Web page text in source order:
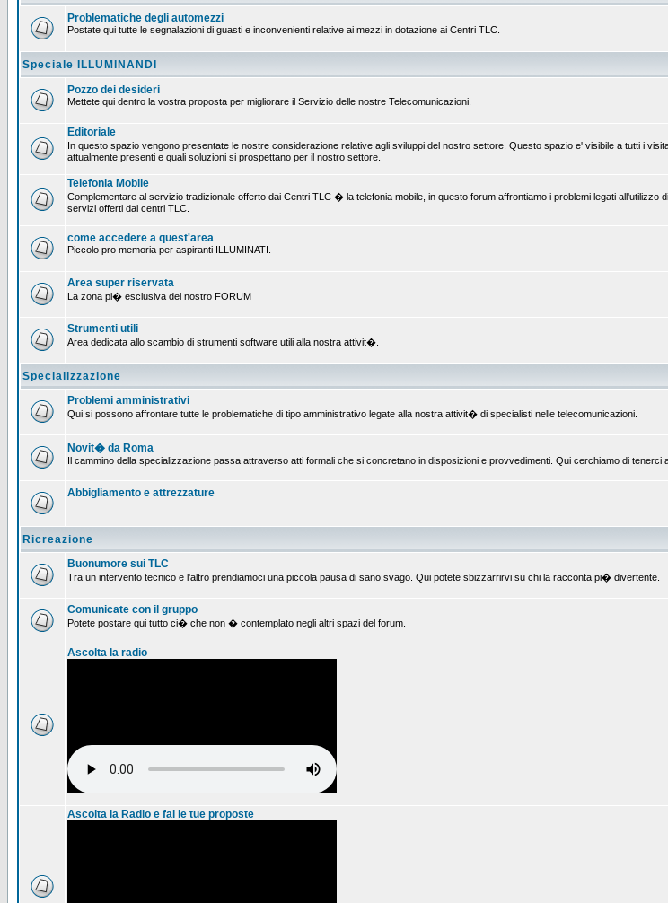
Problematiche degli automezzi
Postate qui tutte le segnalazioni di guasti e inconvenienti relative ai mezzi in dotazione ai Centri TLC.
Speciale ILLUMINANDI
Pozzo dei desideri
Mettete qui dentro la vostra proposta per migliorare il Servizio delle nostre Telecomunicazioni.
Editoriale
In questo spazio vengono presentate le nostre considerazione relative agli sviluppi del nostro settore. Questo spazio e' visibile a tutti i
attualmente presenti e quali soluzioni si prospettano per il nostro settore.
Telefonia Mobile
Complementare al servizio tradizionale offerto dai Centri TLC � la telefonia mobile, in questo forum affrontiamo i problemi legati
servizi offerti dai centri TLC.
come accedere a quest'area
Piccolo pro memoria per aspiranti ILLUMINATI.
Area super riservata
La zona pi� esclusiva del nostro FORUM
Strumenti utili
Area dedicata allo scambio di strumenti software utili alla nostra attivit�.
Specializzazione
Problemi amministrativi
Qui si possono affrontare tutte le problematiche di tipo amministrativo legate alla nostra attivit� di specialisti nelle telecomunicazioni.
Novit� da Roma
Il cammino della specializzazione passa attraverso atti formali che si concretano in disposizioni e provvedimenti. Qui cerchiamo di tenerci
Abbigliamento e attrezzature
Ricreazione
Buonumore sui TLC
Tra un intervento tecnico e l'altro prendiamoci una piccola pausa di sano svago. Qui potete sbizzarrirvi su chi la racconta pi� divertente.
Comunicate con il gruppo
Potete postare qui tutto ci� che non � contemplato negli altri spazi del forum.
Ascolta la radio
Ascolta la Radio e fai le tue proposte